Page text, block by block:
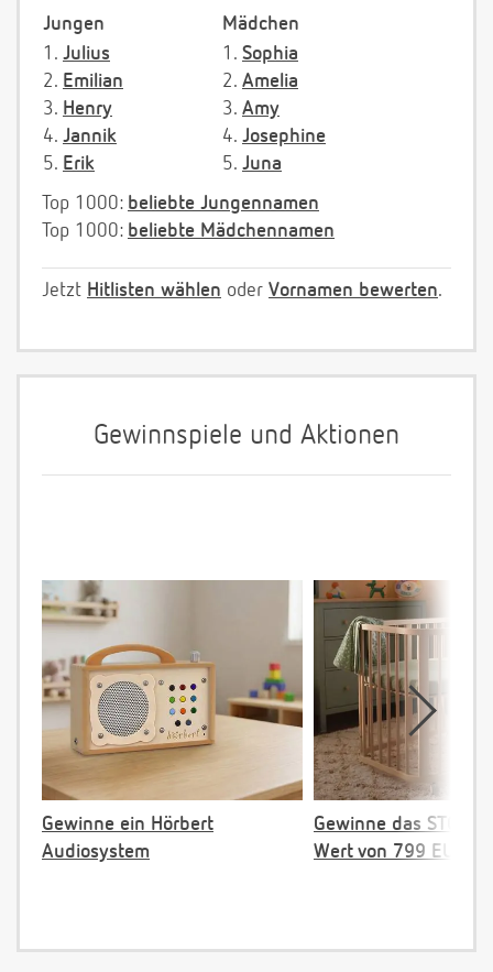
Jungen
Mädchen
1. Julius
2. Emilian
3. Henry
4. Jannik
5. Erik
1. Sophia
2. Amelia
3. Amy
4. Josephine
5. Juna
Top 1000: beliebte Jungennamen
Top 1000: beliebte Mädchennamen
Jetzt Hitlisten wählen oder Vornamen bewerten.
Gewinnspiele und Aktionen
Gewinne ein Hörbert
Audiosystem
Gewinne das
Wert von 799 EUR